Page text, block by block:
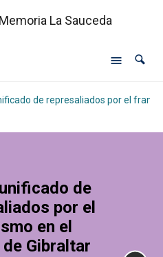
La Sauceda
de represaliados por el
de
por el
en el
de Gibraltar